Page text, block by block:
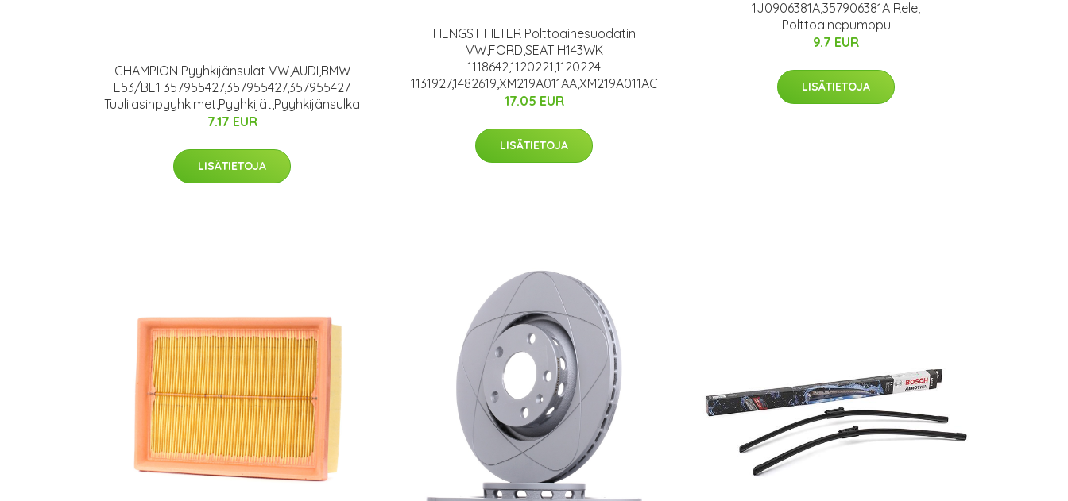
CHAMPION Pyyhkijänsulat VW,AUDI,BMW
E53/BE1 357955427,357955427,357955427
Tuulilasinpyyhkimet,Pyyhkijät,Pyyhkijänsulka
7.17 EUR
LISÄTIETOJA
HENGST FILTER Polttoainesuodatin
VW,FORD,SEAT H143WK
1118642,1120221,1120224
1131927,1482619,XM219A011AA,XM219A011AC
17.05 EUR
LISÄTIETOJA
1J0906381A,357906381A Rele,
Polttoainepumppu
9.7 EUR
LISÄTIETOJA